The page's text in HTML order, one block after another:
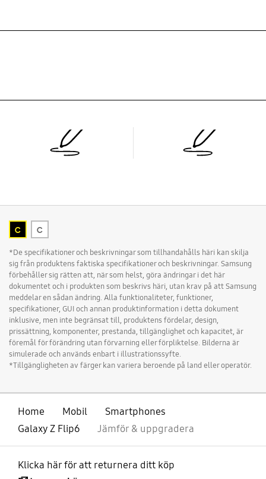
*De specifikationer och beskrivningar som tillhandahålls häri kan skilja
sig från produktens faktiska specifikationer och beskrivningar. Samsung
förbehåller sig rätten att, när som helst, göra ändringar i det här
dokumentet och i produkten som beskrivs häri, utan krav på att Samsung
meddelar en sådan ändring. Alla funktionaliteter, funktioner,
specifikationer, GUI och annan produktinformation i detta dokument
inklusive, men inte begränsat till, produktens fördelar, design,
prissättning, komponenter, prestanda, tillgänglighet och kapacitet, är
föremål för förändring utan förvarning eller förpliktelse. Bilderna är
simulerade och används enbart i illustrationssyfte.
*Tillgängligheten av färger kan variera beroende på land eller operatör.
C C
Home Mobil
Smartphones
Galaxy Z Flip6
Jämför & uppgradera
Klicka här för att returnera ditt köp